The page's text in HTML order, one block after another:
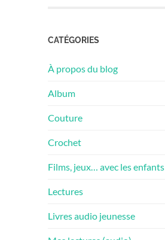
CATÉGORIES
À propos du blog
Album
Couture
Crochet
Films, jeux… avec les enfants
Lectures
Livres audio jeunesse